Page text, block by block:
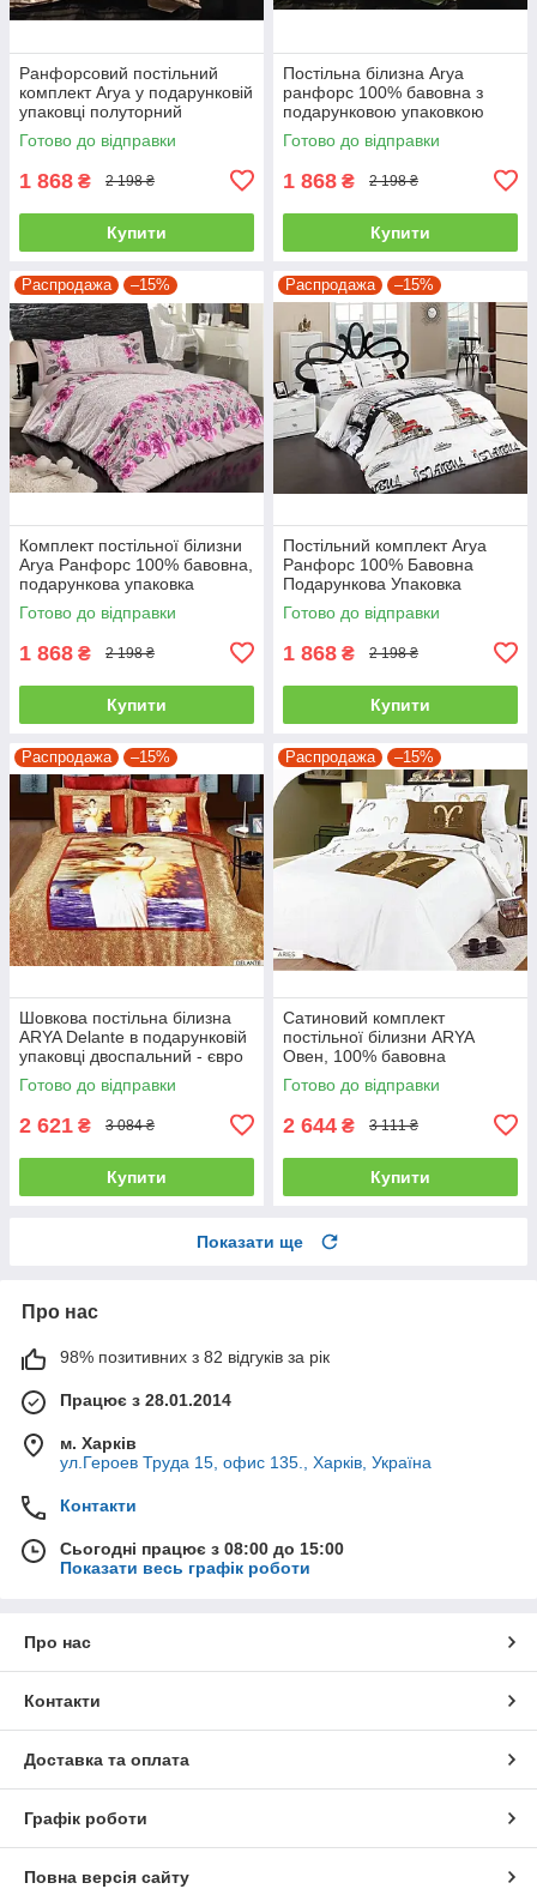
Ранфорсовий постільний
комплект Arya у подарунковій
упаковці полуторний
Готово до відправки
1 868 ₴ 2 198 ₴
Купити
Постільна білизна Arya
ранфорс 100% бавовна з
подарунковою упаковкою
полуторний
Готово до відправки
1 868 ₴ 2 198 ₴
Купити
Распродажа –15%
Комплект постільної білизни
Arya Ранфорс 100% бавовна,
подарункова упаковка
полуторний
Готово до відправки
1 868 ₴ 2 198 ₴
Купити
Распродажа –15%
Постільний комплект Arya
Ранфорс 100% Бавовна
Подарункова Упаковка
полуторний
Готово до відправки
1 868 ₴ 2 198 ₴
Купити
Распродажа –15%
Шовкова постільна білизна
ARYA Delante в подарунковій
упаковці двоспальний - євро
Готово до відправки
2 621 ₴ 3 084 ₴
Купити
Распродажа –15%
Сатиновий комплект
постільної білизни ARYA
Овен, 100% бавовна
полуторний
Готово до відправки
2 644 ₴ 3 111 ₴
Купити
Показати ще
Про нас
98% позитивних з 82 відгуків за рік
Працює з 28.01.2014
м. Харків
ул.Героев Труда 15, офис 135., Харків, Україна
Контакти
Сьогодні працює з 08:00 до 15:00
Показати весь графік роботи
Про нас
Контакти
Доставка та оплата
Графік роботи
Повна версія сайту